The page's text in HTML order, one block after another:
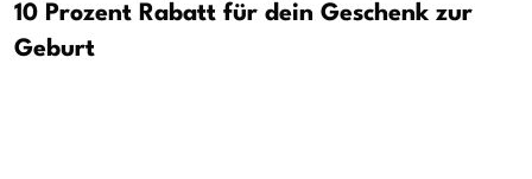
10 Prozent Rabatt für dein Geschenk zur
Geburt